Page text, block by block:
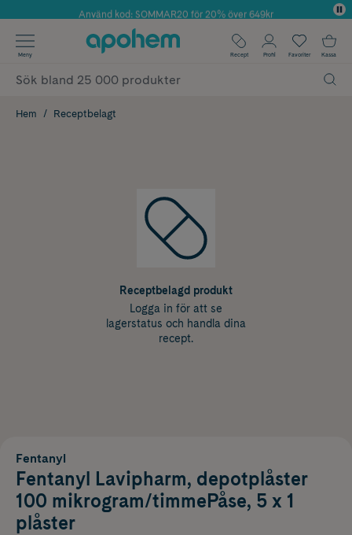
Använd kod: SOMMAR20 för 20% över 649kr
✓ Fri frakt
✓ Poäng på alla köp*
Meny Recept Profil Favoriter Kassa
Hem Receptbelagt
Receptbelagd produkt
Logga in för att se
lagerstatus och handla dina
recept.
Fentanyl
Fentanyl Lavipharm, depotplåster
100 mikrogram/timmePåse, 5 x 1
plåster